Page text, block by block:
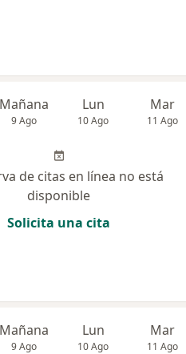
Mañana
9 Ago
Lun
10 Ago
Mar
11 Ago
de citas en línea no está
disponible
Solicita una cita
Mañana
9 Ago
Lun
10 Ago
Mar
11 Ago